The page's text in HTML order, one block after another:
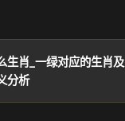
生肖_一绿对应的生肖及
分析